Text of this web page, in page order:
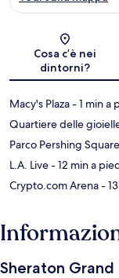
Cosa c’è nei
dintorni?
Macy's Plaza- 1 min a
Quartiere delle
Parco Pershing Square
L.A. Live- 12 min a
Crypto.com Arena-
Sheraton Grand